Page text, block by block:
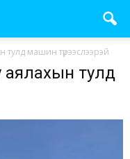
тулд машин түрээслээрэй
аялахын тулд